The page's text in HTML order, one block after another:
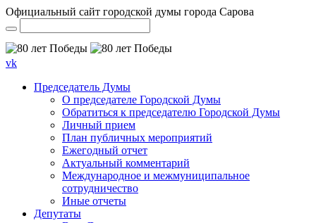
Официальный сайт городской думы города Сарова
vk
Председатель Думы
О председателе Городской Думы
Обратиться к председателю Городской Думы
Личный прием
План публичных мероприятий
Ежегодный отчет
Актуальный комментарий
Международное и межмуниципальное
сотрудничество
Иные отчеты
Депутаты